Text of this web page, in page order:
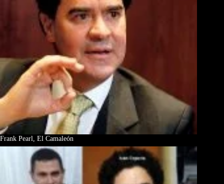
Frank Pearl, El Camaleón